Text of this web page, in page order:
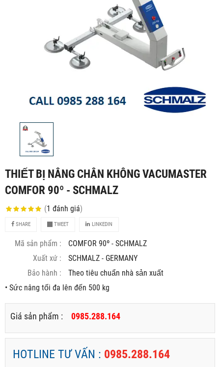
THIẾT BỊ NÂNG CHÂN KHÔNG VACUMASTER
COMFOR 90º - SCHMALZ
(1 đánh giá)
SHARE TWEET LINKEDIN
Mã sản phẩm :
COMFOR 90º - SCHMALZ
Xuất xứ :
SCHMALZ - GERMANY
Bảo hành :
Theo tiêu chuẩn nhà sản xuất
• Sức nâng tối đa lên đến 500 kg
Giá sản phẩm : 0985.288.164
HOTLINE TƯ VẤN : 0985.288.164